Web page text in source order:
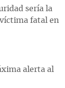
sería la
fatal en
alerta al